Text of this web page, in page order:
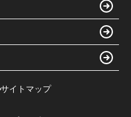
サイトマップ